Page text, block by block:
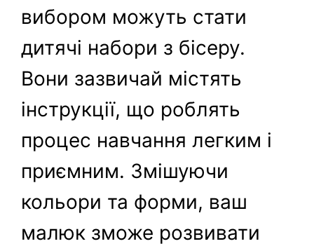
вибором можуть стати
дитячі набори з бісеру.
Вони зазвичай містять
інструкції, що роблять
процес навчання легким і
приємним. Змішуючи
кольори та форми, ваш
малюк зможе розвивати